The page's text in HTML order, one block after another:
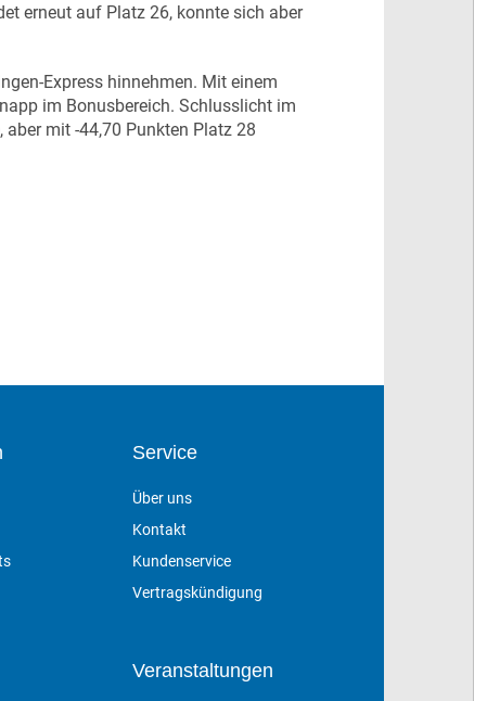
erneut auf Platz 26, konnte sich aber
Express hinnehmen. Mit einem
im Bonusbereich. Schlusslicht im
mit -44,70 Punkten Platz 28
Service
Über uns
Kontakt
Kundenservice
Vertragskündigung
Veranstaltungen